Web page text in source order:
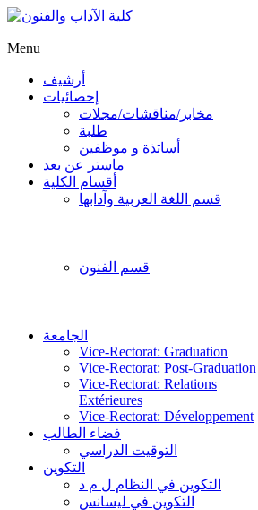
Menu
أرشيف
إحصائيات
مخابر/مناقشات/مجلات
طلبة
أساتذة و موظفين
ماستر عن بعد
أقسام الكلية
قسم اللغة العربية وآدابها
قسم الفنون
الجامعة
Vice-Rectorat: Graduation
Vice-Rectorat: Post-Graduation
Vice-Rectorat: Relations
Extérieures
Vice-Rectorat: Développement
فضاء الطالب
التوقيت الدراسي
التكوين
التكوين في النظام ل م د
التكوين في ليسانس